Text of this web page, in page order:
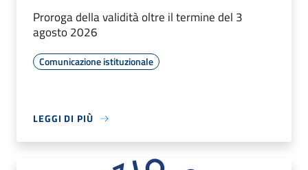
Proroga della validità oltre il termine del 3
agosto 2026
Comunicazione istituzionale
LEGGI DI PIÙ